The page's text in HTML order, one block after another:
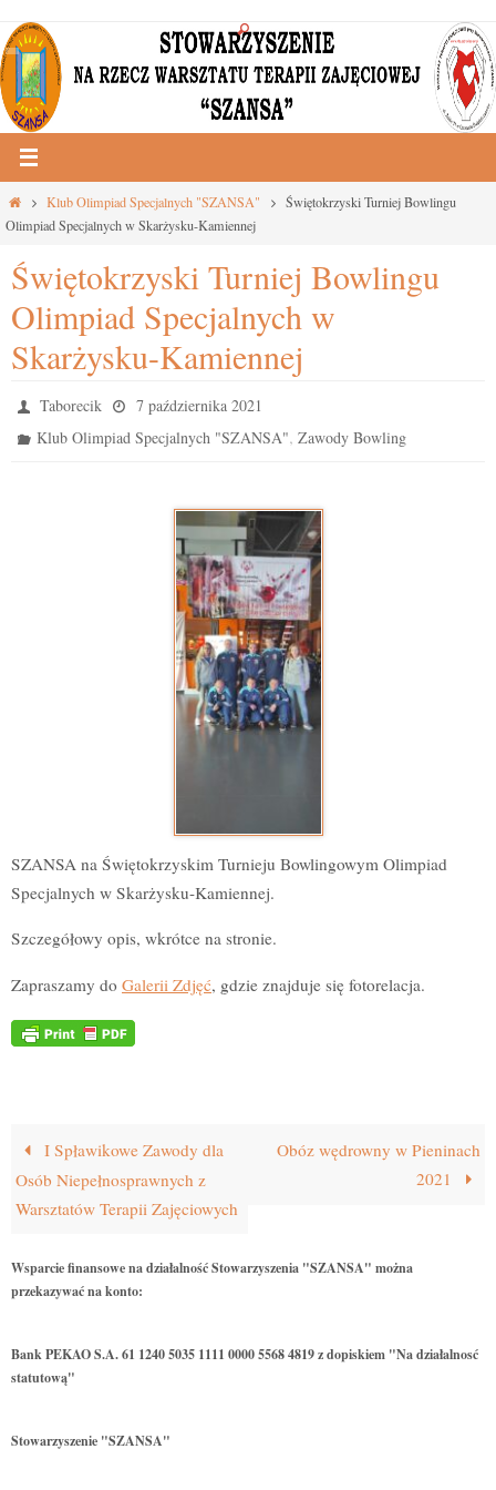
Przejdź
do
treści
Strona
główna
Klub Olimpiad Specjalnych "SZANSA"
Świętokrzyski Turniej Bowlingu
Olimpiad Specjalnych w Skarżysku-Kamiennej
Świętokrzyski Turniej Bowlingu
Olimpiad Specjalnych w
Skarżysku-Kamiennej
Taborecik
7 października 2021
Klub Olimpiad Specjalnych "SZANSA",Zawody Bowling
SZANSA na Świętokrzyskim Turnieju Bowlingowym Olimpiad
Specjalnych w Skarżysku-Kamiennej.
Szczegółowy opis, wkrótce na stronie.
Zapraszamy do Galerii Zdjęć, gdzie znajduje się fotorelacja.
I Spławikowe Zawody dla
Osób Niepełnosprawnych z
Warsztatów Terapii Zajęciowych
Obóz wędrowny w Pieninach
2021
Wsparcie finansowe na działalność Stowarzyszenia "SZANSA" można
przekazywać na konto:
Bank PEKAO S.A. 61 1240 5035 1111 0000 5568 4819 z dopiskiem "Na działalnosć
statutową"
Stowarzyszenie "SZANSA"